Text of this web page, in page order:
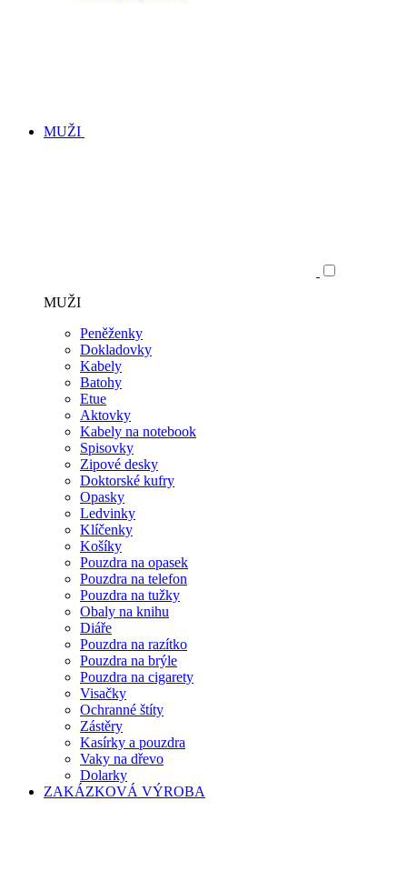
MUŽI
MUŽI
Peněženky
Dokladovky
Kabely
Batohy
Etue
Aktovky
Kabely na notebook
Spisovky
Zipové desky
Doktorské kufry
Opasky
Ledvinky
Klíčenky
Košíky
Pouzdra na opasek
Pouzdra na telefon
Pouzdra na tužky
Obaly na knihu
Diáře
Pouzdra na razítko
Pouzdra na brýle
Pouzdra na cigarety
Visačky
Ochranné štíty
Zástěry
Kasírky a pouzdra
Vaky na dřevo
Dolarky
ZAKÁZKOVÁ VÝROBA